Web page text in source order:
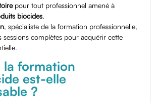
pour tout professionnel amené à
biocides.
, spécialiste de la formation professionnelle,
sessions complètes pour acquérir cette
la formation
est-elle
?